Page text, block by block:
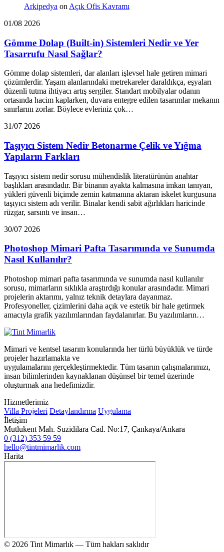
Arkipedya on Açık Ofis Kavramı
01/08 2026
Gömme Dolap (Built-in) Sistemleri Nedir ve Yer
Tasarrufu Nasıl Sağlar?
Gömme dolap sistemleri, dar alanları işlevsel hale getiren mimari
çözümlerdir. Yaşam alanlarındaki metrekareler daraldıkça, eşyaları
düzenli tutma ihtiyacı artış sergiler. Standart mobilyalar odanın
ortasında hacim kaplarken, duvara entegre edilen tasarımlar mekanın
sınırlarını zorlar. Böylece evleriniz çok…
31/07 2026
Taşıyıcı Sistem Nedir Betonarme Çelik ve Yığma
Yapıların Farkları
Taşıyıcı sistem nedir sorusu mühendislik literatürünün anahtar
başlıkları arasındadır. Bir binanın ayakta kalmasına imkan tanıyan,
yükleri güvenli biçimde zemin katmanına aktaran iskelet kurgusuna
taşıyıcı sistem adı verilir. Binalar kendi sabit ağırlıkları haricinde
rüzgar, sarsıntı ve insan…
30/07 2026
Photoshop Mimari Pafta Tasarımında ve Sunumda
Nasıl Kullanılır?
Photoshop mimari pafta tasarımında ve sunumda nasıl kullanılır
sorusu, mimarların sıklıkla araştırdığı konular arasındadır. Mimari
projelerin aktarımı, yalnız teknik detaylara dayanmaz.
Profesyoneller, çizimlerini daha açık ve estetik bir hale getirmek
amacıyla grafik yazılımlarından faydalanırlar. Bu yazılımların…
Mimari ve kentsel tasarım konularında her türlü büyüklük ve türde
projeler hazırlamakta ve
uygulamalarını gerçekleştirmektedir. Tüm tasarım çalışmalarımızı,
insan bilimlerinden kaynaklanan düşünsel bir temel üzerinde
oluşturmak ana hedefimizdir.
Hizmetlerimiz
Villa Projeleri Detaylandırma Uygulama
İletişim
Mutlukent Mah. Suzidilara Cad. No:17, Çankaya/Ankara
0 (312) 353 59 59
hello@tintmimarlik.com
Harita
© 2026 Tint Mimarlık — Tüm hakları saklıdır